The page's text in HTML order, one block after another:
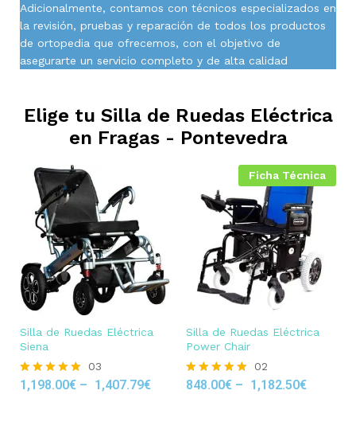
Adicionalmente, contamos con técnicos especializados en
la revisión, pruebas y reparación de todos los productos
de ortopedia que ofrecemos, con el objetivo de
asegurarte un servicio completo y de alta calidad
Elige tu Silla de Ruedas Eléctrica
en Fragas - Pontevedra
Silla de Ruedas Eléctrica
Siena
Rated
03
1,198.00€ – 1,407.79€
Ficha Técnica
Silla de Ruedas Eléctrica
Power Chair
Rated
02
848.00€ – 1,182.50€